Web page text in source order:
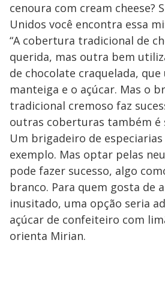
cenoura com cream cheese?
Unidos você encontra essa
“A cobertura tradicional de
querida, mas outra bem
de chocolate craquelada, que
manteiga e o açúcar. Mas o
tradicional cremoso faz
outras coberturas também é
Um brigadeiro de
exemplo. Mas optar pelas
pode fazer sucesso, algo
branco. Para quem gosta de
inusitado, uma opção seria
açúcar de confeiteiro com
orienta Mirian.